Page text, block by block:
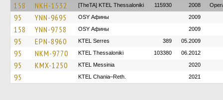
158 NKH-1532 [TheTA] KTEL Thessaloniki 115930 2008
95 YNN-9695 OSY Афины 2009
158 YNN-9758 OSY Афины 2009
95 EPN-8960 KTEL Serres 389 05.2009
95 NKM-9770 KTEL Thessaloniki 103380 06.2012
95 KMX-1250 KTEL Messinia 2020
95 KTEL Chania–Reth. 2021